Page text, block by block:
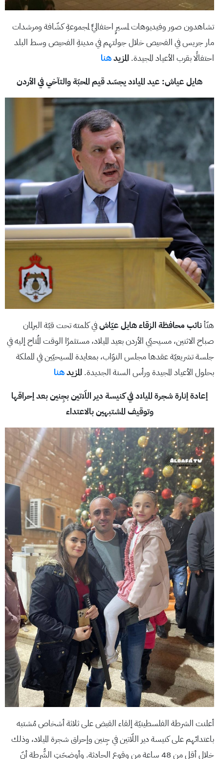
تشاهدون صور وفيديوهات لمسيرٍ احتفاليٍّ لمجموعةِ كشّافة ومرشدات
مار جريس في الفحيص خلال جولتهم في مدينةِ الفحيص وسط البلد
احتفالًا بقرب الأعياد المجيدة. المزيدهنا
هايل عياش: عيد الميلاد يجسّد قيم المحبّة والتآخي في الأردن
هنّأنائب محافظة الزقاء هايل عيّاشفي كلمته تحت قبّة البرلمان
صباح الاثنين، مسيحيّي الأردن بعيد الميلاد، مستثمرًا الوقت المُتاح إليه في
جلسة تشريعيّة عقدها مجلس النوّاب، بمعايدة المسيحيّين في المملكة
بحلول الأعياد المجيدة ورأس السنة الجديدة. المزيدهنا
إعادة إنارة شجرة الميلاد في كنيسة دير اللّاتين بجِنين بعد إحراقها
وتوقيف المشتبهين بالاعتداء
أعلنت الشرطة الفلسطينيّة إلقاء القبض على ثلاثة أشخاص مُشتبه
باعتدائهم على كنيسة دير اللّاتين في جِنين وإحراق شجرة الميلاد، وذلك
خلال أقل من 48 ساعة من وقوع الحادثة. وأوضحَتِ الشُّرطة أنّ